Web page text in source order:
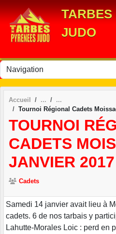
TARBES
JUDO
Accueil
Tournoi Régional Cadets
TOURNOI
CADETS
JANVIER 2017
Cadets
Samedi 14 janvier avait lieu à
cadets. 6 de nos tarbais y
Lahutte-Morales Loic : perd en
Panneau de gestion des cookies